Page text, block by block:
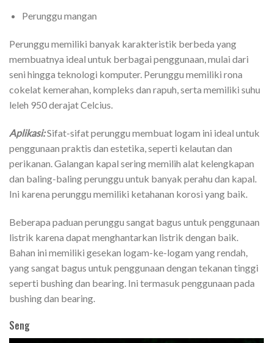
Perunggu mangan
Perunggu memiliki banyak karakteristik berbeda yang
membuatnya ideal untuk berbagai penggunaan, mulai dari
seni hingga teknologi komputer. Perunggu memiliki rona
cokelat kemerahan, kompleks dan rapuh, serta memiliki suhu
leleh 950 derajat Celcius.
Aplikasi:Sifat-sifat perunggu membuat logam ini ideal untuk
penggunaan praktis dan estetika, seperti kelautan dan
perikanan. Galangan kapal sering memilih alat kelengkapan
dan baling-baling perunggu untuk banyak perahu dan kapal.
Ini karena perunggu memiliki ketahanan korosi yang baik.
Beberapa paduan perunggu sangat bagus untuk penggunaan
listrik karena dapat menghantarkan listrik dengan baik.
Bahan ini memiliki gesekan logam-ke-logam yang rendah,
yang sangat bagus untuk penggunaan dengan tekanan tinggi
seperti bushing dan bearing. Ini termasuk penggunaan pada
bushing dan bearing.
Seng